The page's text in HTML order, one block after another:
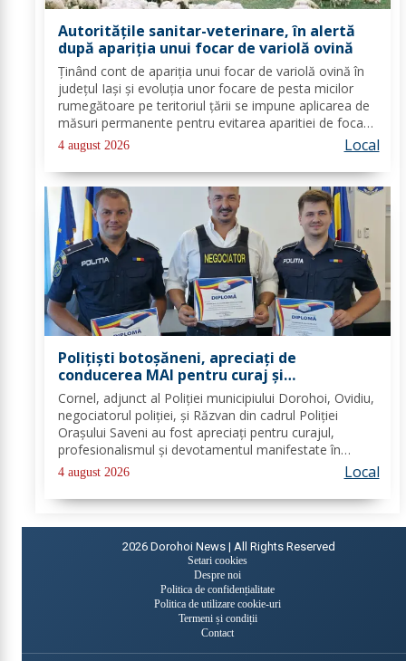
Autorităţile sanitar-veterinare, în alertă
după apariţia unui focar de variolă ovină
Ținând cont de apariția unui focar de variolă ovină în
județul Iași și evoluția unor focare de pesta micilor
rumegătoare pe teritoriul țării se impune aplicarea de
măsuri permanente pentru evitarea aparitiei de focare
de boală pe teritoriul județului Botoșani. D.S.V.S.A
Botoșani informează...
4 august 2026 Local
Polițiști botoșăneni, apreciați de
conducerea MAI pentru curaj și
profesionalism
Cornel, adjunct al Poliției municipiului Dorohoi, Ovidiu,
negociatorul poliției, și Răzvan din cadrul Poliției
Orașului Saveni au fost apreciați pentru curajul,
profesionalismul și devotamentul manifestate în
îndeplinirea atribuțiilor de serviciu, precum și pentru
modul exemplar în care și-au...
4 august 2026 Local
2026 Dorohoi News | All Rights Reserved
Setari cookies
Despre noi
Politica de confidențialitate
Politica de utilizare cookie-uri
Termeni și condiții
Contact